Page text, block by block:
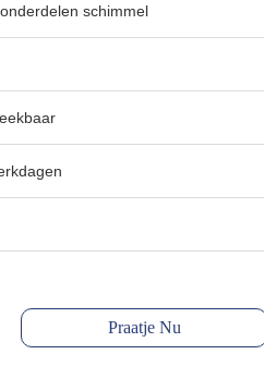
schimmel
Praatje Nu